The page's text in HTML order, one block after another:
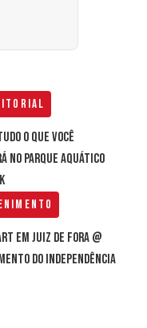
o que você
no parque aquático
em Juiz de Fora @
do Independência